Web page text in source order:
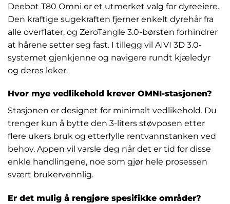
Deebot T80 Omni er et utmerket valg for dyreeiere.
Den kraftige sugekraften fjerner enkelt dyrehår fra
alle overflater, og ZeroTangle 3.0-børsten forhindrer
at hårene setter seg fast. I tillegg vil AIVI 3D 3.0-
systemet gjenkjenne og navigere rundt kjæledyr
og deres leker.
Hvor mye vedlikehold krever OMNI-stasjonen?
Stasjonen er designet for minimalt vedlikehold. Du
trenger kun å bytte den 3-liters støvposen etter
flere ukers bruk og etterfylle rentvannstanken ved
behov. Appen vil varsle deg når det er tid for disse
enkle handlingene, noe som gjør hele prosessen
svært brukervennlig.
Er det mulig å rengjøre spesifikke områder?